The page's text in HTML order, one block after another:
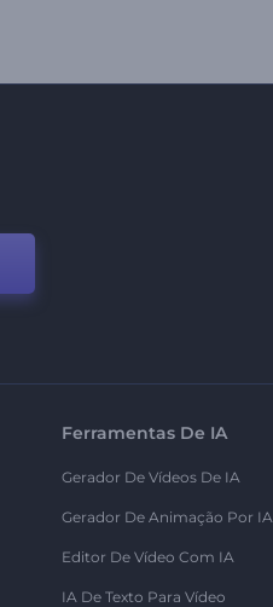
Ferramentas De IA
Gerador De Vídeos De IA
Gerador De Animação Por IA
Editor De Vídeo Com IA
IA De Texto Para Vídeo